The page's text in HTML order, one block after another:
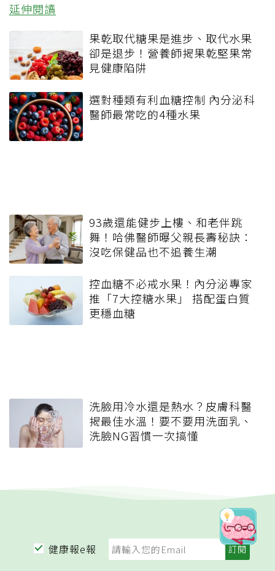
延伸閱讀
果乾取代糖果是進步、取代水果
卻是退步！營養師揭果乾堅果常
見健康陷阱
選對種類有利血糖控制 內分泌科
醫師最常吃的4種水果
93歲還能健步上樓、和老伴跳
舞！哈佛醫師曝父親長壽秘訣：
沒吃保健品也不追養生潮
控血糖不必戒水果！內分泌專家
推「7大控糖水果」 搭配蛋白質
更穩血糖
洗臉用冷水還是熱水？皮膚科醫
揭最佳水溫！要不要用洗面乳、
洗臉NG習慣一次搞懂
健康報e報